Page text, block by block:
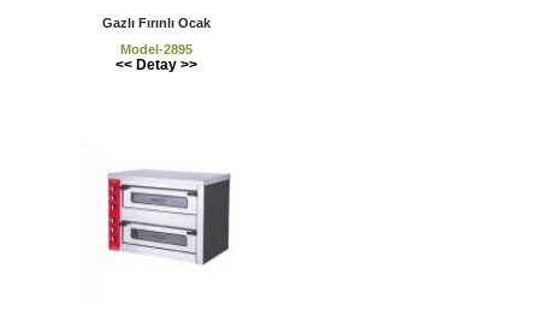
Gazlı Fırınlı Ocak
Model-2895
<< Detay >>